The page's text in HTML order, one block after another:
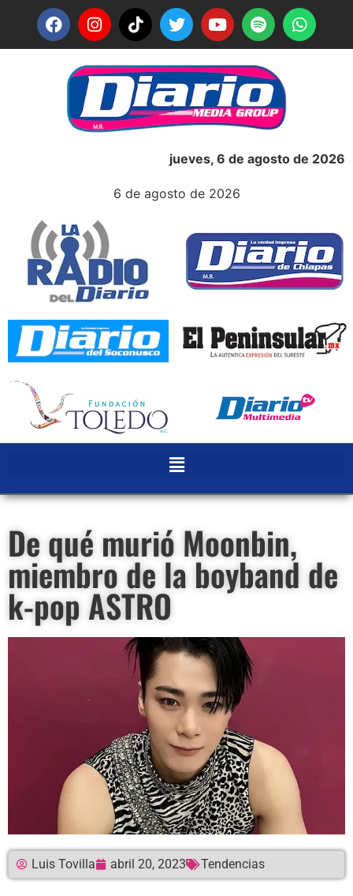
jueves, 6 de agosto de 2026
6 de agosto de 2026
De qué murió Moonbin,
miembro de la boyband de
k-pop ASTRO
Luis Tovilla abril 20, 2023 Tendencias